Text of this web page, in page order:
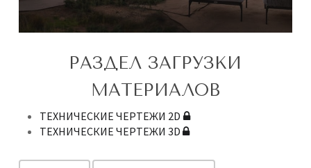
РАЗДЕЛ ЗАГРУЗКИ
МАТЕРИАЛОВ
ТЕХНИЧЕСКИЕ ЧЕРТЕЖИ 2D
ТЕХНИЧЕСКИЕ ЧЕРТЕЖИ 3D